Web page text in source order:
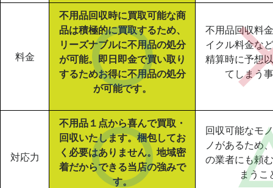
料金
不用品回収時に買取可能な商
品は積極的に買取するため、
リーズナブルに不用品の処分
が可能。即日即金で買い取り
するためお得に不用品の処分
が可能です。
不用品回収料
イクル料金な
精算時に予想
てしまう
対応力
不用品１点から喜んで買取・
回収いたします。梱包してお
く必要はありません。地域密
着だからできる当店の強みで
す。
回収可能なモ
ノがあるため
の業者にも頼
まうこ